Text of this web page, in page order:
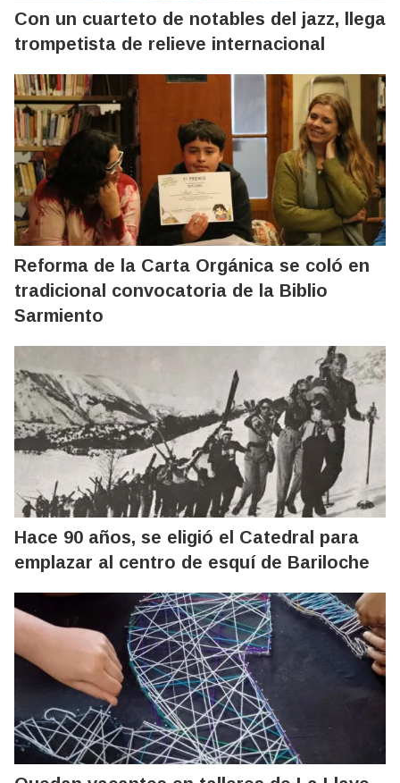
Con un cuarteto de notables del jazz, llega
trompetista de relieve internacional
Reforma de la Carta Orgánica se coló en
tradicional convocatoria de la Biblio
Sarmiento
Hace 90 años, se eligió el Catedral para
emplazar al centro de esquí de Bariloche